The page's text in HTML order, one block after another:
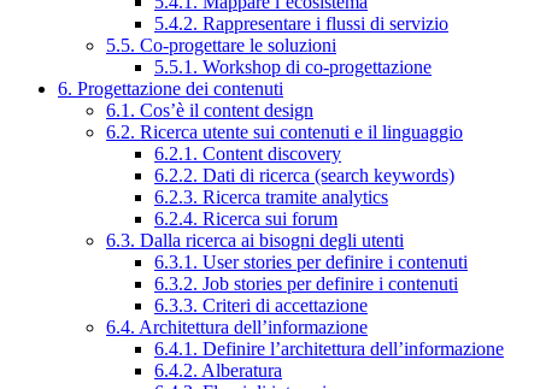
5.4.2. Rappresentare i flussi di servizio
5.5. Co-progettare le soluzioni
5.5.1. Workshop di co-progettazione
6. Progettazione dei contenuti
6.1. Cos’è il content design
6.2. Ricerca utente sui contenuti e il linguaggio
6.2.1. Content discovery
6.2.2. Dati di ricerca (search keywords)
6.2.3. Ricerca tramite analytics
6.2.4. Ricerca sui forum
6.3. Dalla ricerca ai bisogni degli utenti
6.3.1. User stories per definire i contenuti
6.3.2. Job stories per definire i contenuti
6.3.3. Criteri di accettazione
6.4. Architettura dell’informazione
6.4.1. Definire l’architettura dell’informazione
6.4.2. Alberatura